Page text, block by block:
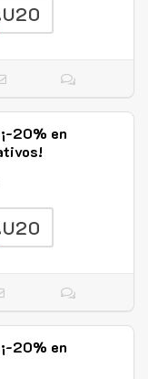
20% en
20% en